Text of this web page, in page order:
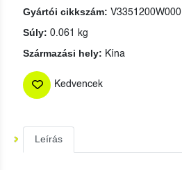
Gyártói cikkszám: V3351200W000
Súly: 0.061 kg
Származási hely: Kína
Kedvencek
Leírás